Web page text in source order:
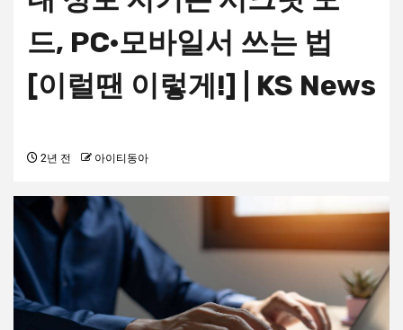
드, PC·모바일서 쓰는 법
[이럴땐 이렇게!] | KS News
2년 전 아이티동아